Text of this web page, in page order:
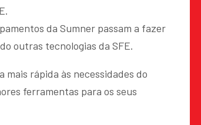
da Sumner passam a fazer
outras tecnologias da SFE.
rápida às necessidades do
ferramentas para os seus